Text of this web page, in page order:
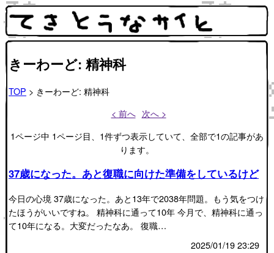
きーわーど: 精神科
TOP > きーわーど: 精神科
< 前へ 次へ >
1ページ中 1ページ目、1件ずつ表示していて、全部で1の記事があ
ります。
37歳になった。あと復職に向けた準備をしているけど
今日の心境 37歳になった。あと13年で2038年問題。もう気をつけ
たほうがいいですね。 精神科に通って10年 今月で、精神科に通っ
て10年になる。大変だったなあ。 復職…
2025/01/19 23:29